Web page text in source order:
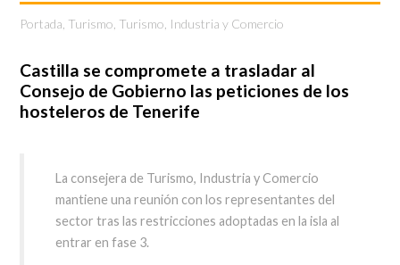
Portada Turismo Turismo, Industria y Comercio
Castilla se compromete a trasladar al
Consejo de Gobierno las peticiones de los
hosteleros de Tenerife
La consejera de Turismo, Industria y Comercio
mantiene una reunión con los representantes del
sector tras las restricciones adoptadas en la isla al
entrar en fase 3.